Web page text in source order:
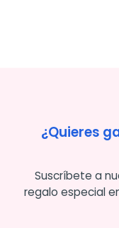
¿Quieres
Suscríbete a
regalo especial